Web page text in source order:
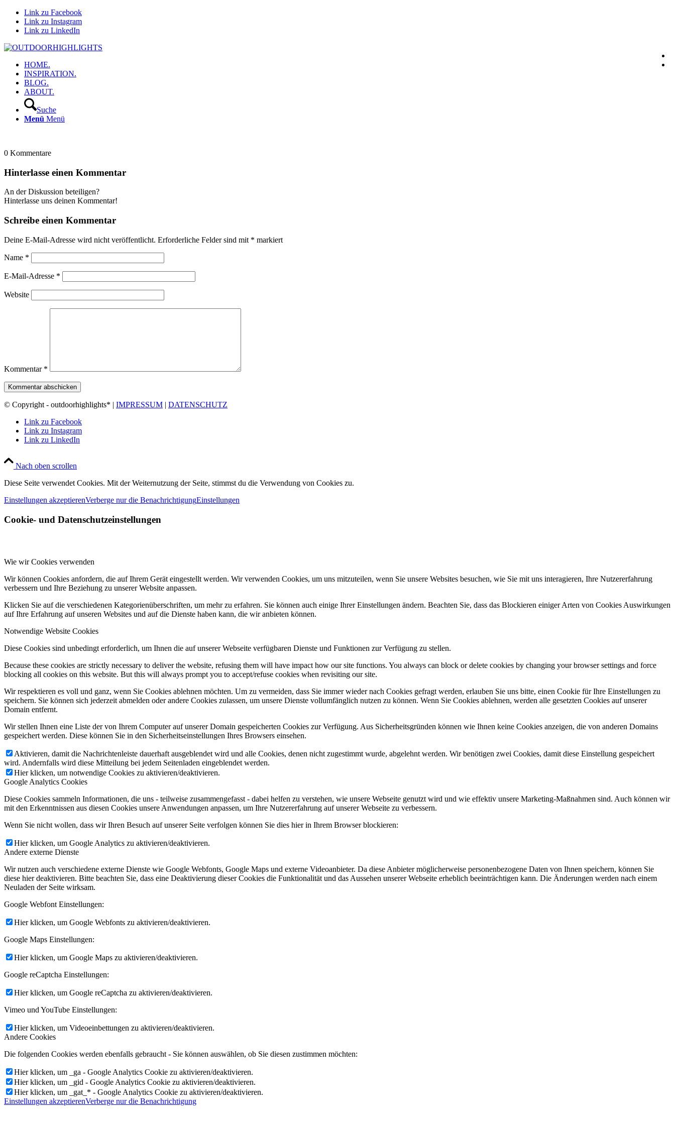
Link zu Facebook
Link zu Instagram
Link zu LinkedIn
HOME.
INSPIRATION.
BLOG.
ABOUT.
Suche
Menü Menü
0 Kommentare
Hinterlasse einen Kommentar
An der Diskussion beteiligen?
Hinterlasse uns deinen Kommentar!
Schreibe einen Kommentar
Deine E-Mail-Adresse wird nicht veröffentlicht. Erforderliche Felder sind mit * markiert
Name *
E-Mail-Adresse *
Website
Kommentar *
© Copyright - outdoorhighlights* | IMPRESSUM | DATENSCHUTZ
Link zu Facebook
Link zu Instagram
Link zu LinkedIn
Nach oben scrollen
Diese Seite verwendet Cookies. Mit der Weiternutzung der Seite, stimmst du die Verwendung von Cookies zu.
Einstellungen akzeptierenVerberge nur die BenachrichtigungEinstellungen
Cookie- und Datenschutzeinstellungen
Wie wir Cookies verwenden
Wir können Cookies anfordern, die auf Ihrem Gerät eingestellt werden. Wir verwenden Cookies, um uns mitzuteilen, wenn Sie unsere Websites besuchen, wie Sie mit uns interagieren, Ihre Nutzererfahrung
verbessern und Ihre Beziehung zu unserer Website anpassen.
Klicken Sie auf die verschiedenen Kategorienüberschriften, um mehr zu erfahren. Sie können auch einige Ihrer Einstellungen ändern. Beachten Sie, dass das Blockieren einiger Arten von Cookies Auswirkungen
auf Ihre Erfahrung auf unseren Websites und auf die Dienste haben kann, die wir anbieten können.
Notwendige Website Cookies
Diese Cookies sind unbedingt erforderlich, um Ihnen die auf unserer Webseite verfügbaren Dienste und Funktionen zur Verfügung zu stellen.
Because these cookies are strictly necessary to deliver the website, refusing them will have impact how our site functions. You always can block or delete cookies by changing your browser settings and force
blocking all cookies on this website. But this will always prompt you to accept/refuse cookies when revisiting our site.
Wir respektieren es voll und ganz, wenn Sie Cookies ablehnen möchten. Um zu vermeiden, dass Sie immer wieder nach Cookies gefragt werden, erlauben Sie uns bitte, einen Cookie für Ihre Einstellungen zu
speichern. Sie können sich jederzeit abmelden oder andere Cookies zulassen, um unsere Dienste vollumfänglich nutzen zu können. Wenn Sie Cookies ablehnen, werden alle gesetzten Cookies auf unserer
Domain entfernt.
Wir stellen Ihnen eine Liste der von Ihrem Computer auf unserer Domain gespeicherten Cookies zur Verfügung. Aus Sicherheitsgründen können wie Ihnen keine Cookies anzeigen, die von anderen Domains
gespeichert werden. Diese können Sie in den Sicherheitseinstellungen Ihres Browsers einsehen.
Aktivieren, damit die Nachrichtenleiste dauerhaft ausgeblendet wird und alle Cookies, denen nicht zugestimmt wurde, abgelehnt werden. Wir benötigen zwei Cookies, damit diese Einstellung gespeichert
wird. Andernfalls wird diese Mitteilung bei jedem Seitenladen eingeblendet werden.
Hier klicken, um notwendige Cookies zu aktivieren/deaktivieren.
Google Analytics Cookies
Diese Cookies sammeln Informationen, die uns - teilweise zusammengefasst - dabei helfen zu verstehen, wie unsere Webseite genutzt wird und wie effektiv unsere Marketing-Maßnahmen sind. Auch können wir
mit den Erkenntnissen aus diesen Cookies unsere Anwendungen anpassen, um Ihre Nutzererfahrung auf unserer Webseite zu verbessern.
Wenn Sie nicht wollen, dass wir Ihren Besuch auf unserer Seite verfolgen können Sie dies hier in Ihrem Browser blockieren:
Hier klicken, um Google Analytics zu aktivieren/deaktivieren.
Andere externe Dienste
Wir nutzen auch verschiedene externe Dienste wie Google Webfonts, Google Maps und externe Videoanbieter. Da diese Anbieter möglicherweise personenbezogene Daten von Ihnen speichern, können Sie
diese hier deaktivieren. Bitte beachten Sie, dass eine Deaktivierung dieser Cookies die Funktionalität und das Aussehen unserer Webseite erheblich beeinträchtigen kann. Die Änderungen werden nach einem
Neuladen der Seite wirksam.
Google Webfont Einstellungen:
Hier klicken, um Google Webfonts zu aktivieren/deaktivieren.
Google Maps Einstellungen:
Hier klicken, um Google Maps zu aktivieren/deaktivieren.
Google reCaptcha Einstellungen:
Hier klicken, um Google reCaptcha zu aktivieren/deaktivieren.
Vimeo und YouTube Einstellungen:
Hier klicken, um Videoeinbettungen zu aktivieren/deaktivieren.
Andere Cookies
Die folgenden Cookies werden ebenfalls gebraucht - Sie können auswählen, ob Sie diesen zustimmen möchten:
Hier klicken, um _ga - Google Analytics Cookie zu aktivieren/deaktivieren.
Hier klicken, um _gid - Google Analytics Cookie zu aktivieren/deaktivieren.
Hier klicken, um _gat_* - Google Analytics Cookie zu aktivieren/deaktivieren.
Einstellungen akzeptierenVerberge nur die Benachrichtigung